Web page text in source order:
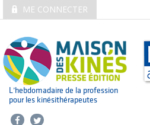
ME CONNECTER
L’hebdomadaire de la profession
pour les kinésithérapeutes